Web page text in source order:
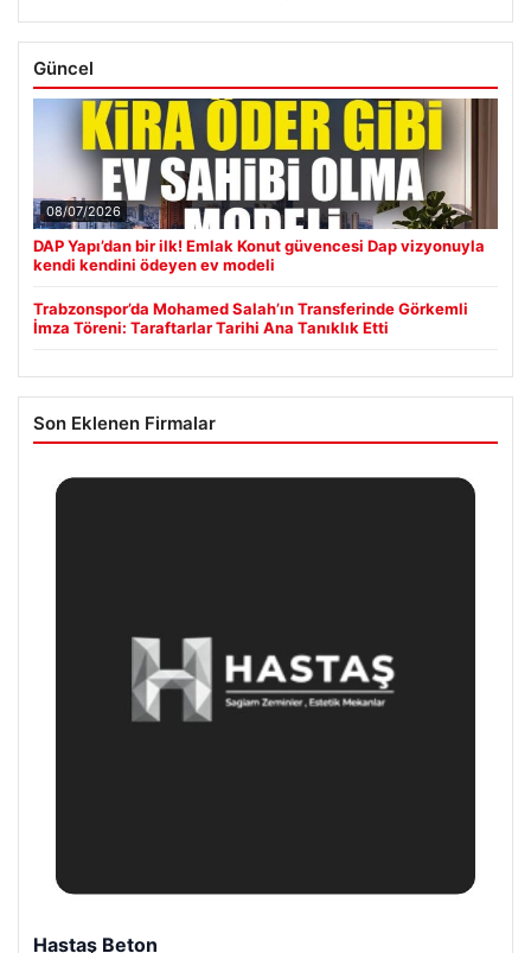
Güncel
08/07/2026
DAP Yapı’dan bir ilk! Emlak Konut güvencesi Dap vizyonuyla
kendi kendini ödeyen ev modeli
Trabzonspor’da Mohamed Salah’ın Transferinde Görkemli
İmza Töreni: Taraftarlar Tarihi Ana Tanıklık Etti
Son Eklenen Firmalar
Prenses Night Club